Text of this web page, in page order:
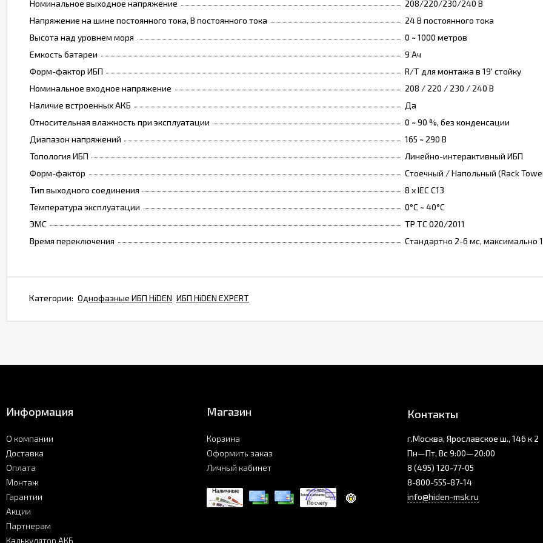
Номинальное выходное напряжение
208/220/230/240 В
Напряжение на шине постоянного тока, В постоянного тока
24 В постоянного тока
Высота над уровнем моря
0 ~ 1000 метров
Емкость батареи
9 Ач
Форм-фактор ИБП
R/T для монтажа в 19' стойку
Номинальное входное напряжение
208 / 220 / 230 / 240 В
Наличие встроенных АКБ
Да
Относительная влажность при эксплуатации
0 ~ 90 %, без конденсации
Диапазон напряжений
165 ~ 290 В
Топология ИБП
Линейно-интерактивный ИБП
Форм-фактор
Стоечный / Напольный (Rack
Тип выходного соединения
8 x IEC C13
Температура эксплуатации
0°C ~ 40°C
ЭМС
ТР ТС 020/2011
Время переключения
Стандартно 2-6 мс, максимально
Категории: Однофазные ИБП HiDEN ИБП HiDEN EXPERT
Информация
О компании
Доставка
Оплата
Монтаж
Гарантии
Акции
Партнерам
Калькулятор АКБ
Магазин
Корзина
Оформить заказ
Личный кабинет
Контакты
г.Москва, Ярославское ш., 146 к 2
Пн—Пт, Вс 9:00—20:00
8 (495) 120-77-05
8-800-555-87-14
info@hiden-msk.ru